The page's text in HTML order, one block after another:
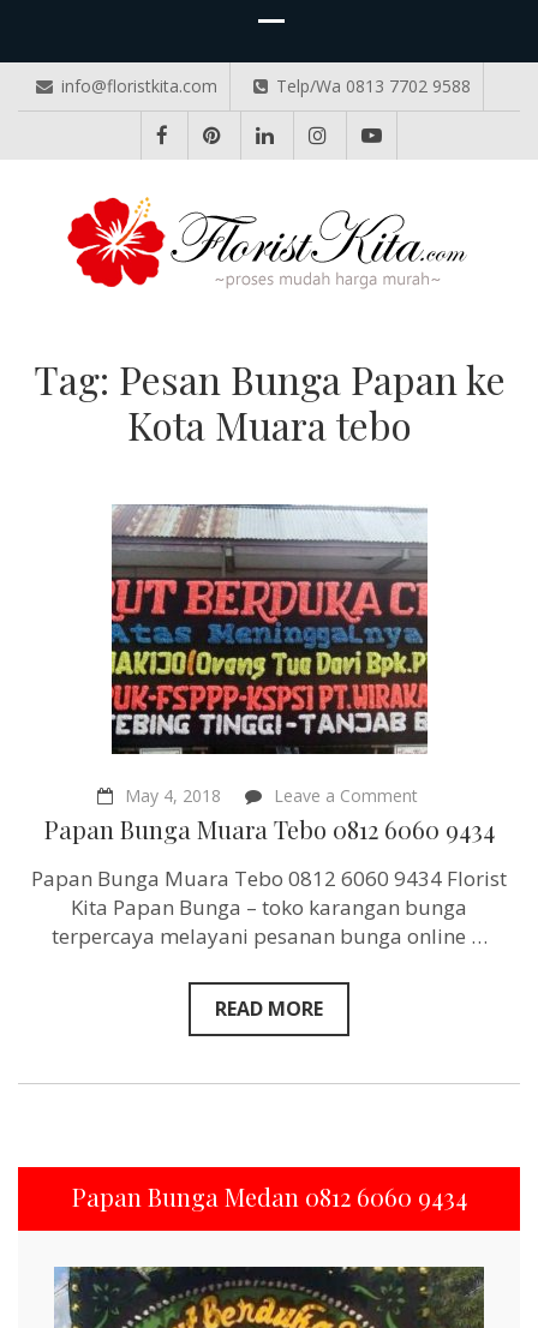
info@floristkita.com Telp/Wa 0813 7702 9588
Tag: Pesan Bunga Papan ke
Kota Muara tebo
May 4, 2018 Leave a Commenton
Papan
Bunga
Tebo
6060
9434
Papan Bunga Muara Tebo 0812 6060 9434
Papan Bunga Muara Tebo 0812 6060 9434 Florist
Kita Papan Bunga – toko karangan bunga
terpercaya melayani pesanan bunga online …
READ MORE
Papan Bunga Medan 0812 6060 9434